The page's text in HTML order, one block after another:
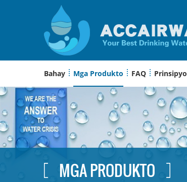
Bahay Mga Produkto FAQ Prinsipyo
MGA PRODUKTO